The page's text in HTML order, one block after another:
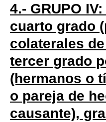
4.- GRUPO
cuarto grado
colaterales
tercer grado
(hermanos o
o pareja de
causante),